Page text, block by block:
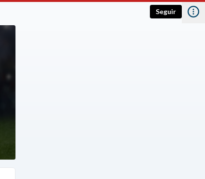
Seguir